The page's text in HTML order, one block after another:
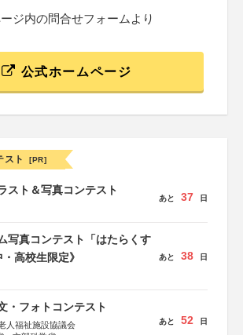
ジ内の問合せフォームより
公式ホームページ
スト [PR]
スト＆写真コンテスト
あと 37 日
写真コンテスト「はたらくす
高校生限定》
あと 38 日
・フォトコンテスト
人福祉施設協議会
あと 52 日